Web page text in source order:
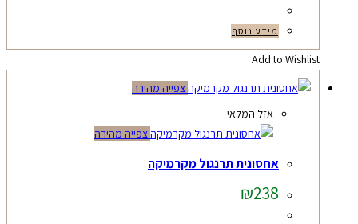
מידע נוסף
Add to Wishlist
צפייה מהירה
אזל המלאי
צפייה מהירה
אחסונית תרנגול מקרמיקה
₪238